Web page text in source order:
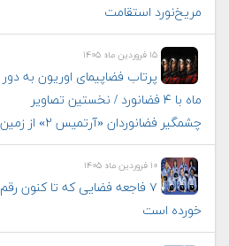
مریخ‌نورد استقامت
۱۵ فروردین ماه ۱۴۰۵
پرتاب فضاپیمای اوریون به دور
ماه با ۴ فضانورد / نخستین تصاویر
چشمگیر فضانوردان «آرتمیس ۲» از زمین
۱۰ فروردین ماه ۱۴۰۵
۷ فاجعه فضایی که تا کنون رقم
خورده است